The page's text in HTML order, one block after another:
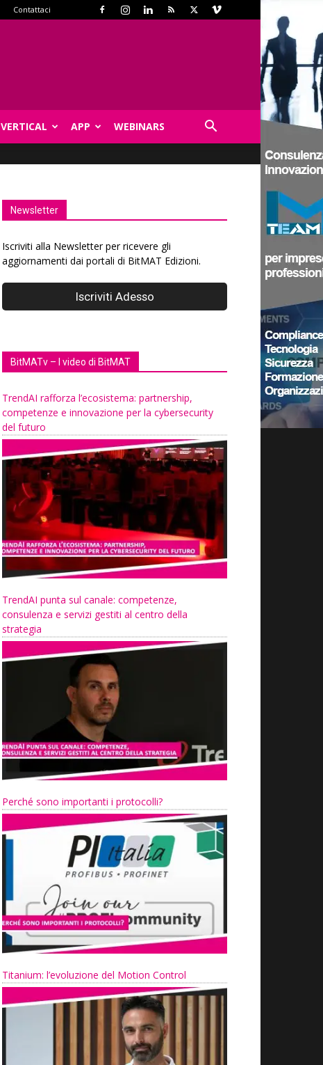
Contattaci
VERTICAL APP WEBINARS
Newsletter
Iscriviti alla Newsletter per ricevere gli
aggiornamenti dai portali di BitMAT Edizioni.
BitMATv – I video di BitMAT
TrendAI rafforza l’ecosistema: partnership,
competenze e innovazione per la cybersecurity
del futuro
TrendAI punta sul canale: competenze,
consulenza e servizi gestiti al centro della
strategia
Perché sono importanti i protocolli?
Titanium: l’evoluzione del Motion Control